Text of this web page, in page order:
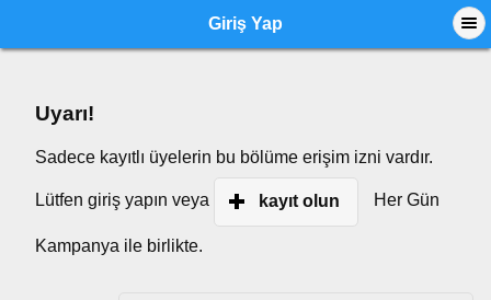
Giriş Yap
Uyarı!
Sadece kayıtlı üyelerin bu bölüme erişim izni vardır.
Lütfen giriş yapın veya kayıt olun Her Gün
Kampanya ile birlikte.